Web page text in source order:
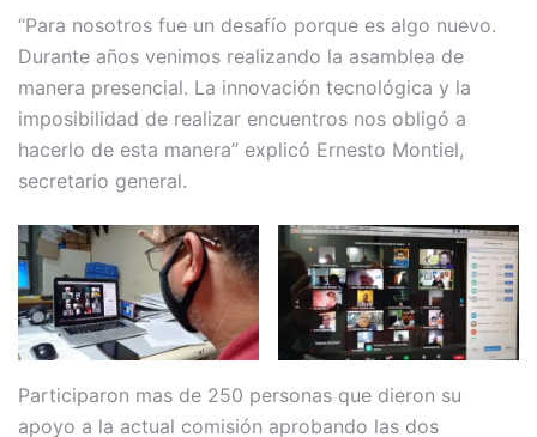
“Para nosotros fue un desafío porque es algo nuevo.
Durante años venimos realizando la asamblea de
manera presencial. La innovación tecnológica y la
imposibilidad de realizar encuentros nos obligó a
hacerlo de esta manera” explicó Ernesto Montiel,
secretario general.
Participaron mas de 250 personas que dieron su
apoyo a la actual comisión aprobando las dos